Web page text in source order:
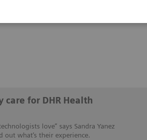
for DHR Health
love” says Sandra Yanez
out what’s their experience.